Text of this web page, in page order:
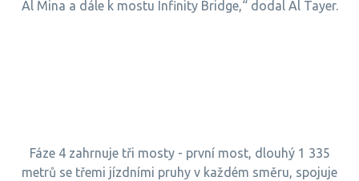
Al Mina a dále k mostu Infinity Bridge,“ dodal Al Tayer.
Fáze 4 zahrnuje tři mosty - první most, dlouhý 1 335
metrů se třemi jízdními pruhy v každém směru, spojuje